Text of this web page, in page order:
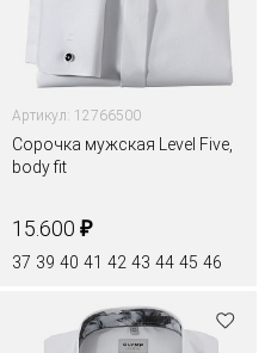
Артикул: 12766500
Сорочка мужская Level Five,
body fit
15.600 ₽
37 39 40 41 42 43 44 45 46